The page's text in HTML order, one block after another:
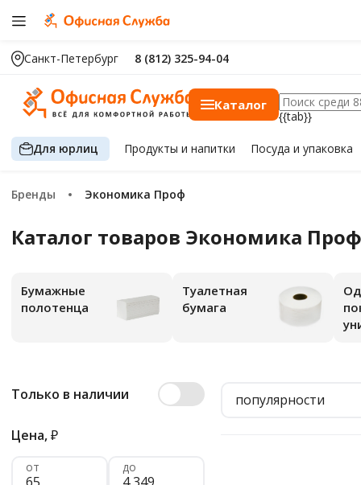
Санкт-Петербург 8 (812) 325-94-04
Каталог
{{tab}}
Для юрлиц Продуктыи напитки Посуда и упаковка
Бренды Экономика Проф
Каталог товаров Экономика
Бумажные
полотенца
Туалетная
бумага
Только в наличии
Цена,₽
от до
популярности